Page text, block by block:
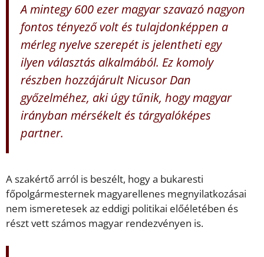
A mintegy 600 ezer magyar szavazó nagyon
fontos tényező volt és tulajdonképpen a
mérleg nyelve szerepét is jelentheti egy
ilyen választás alkalmából. Ez komoly
részben hozzájárult Nicusor Dan
győzelméhez, aki úgy tűnik, hogy magyar
irányban mérsékelt és tárgyalóképes
partner.
A szakértő arról is beszélt, hogy a bukaresti
főpolgármesternek magyarellenes megnyilatkozásai
nem ismeretesek az eddigi politikai előéletében és
részt vett számos magyar rendezvényen is.